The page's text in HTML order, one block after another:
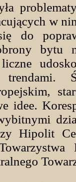
w
do
bytu
liczne
trendami.
idee.
Hipolit